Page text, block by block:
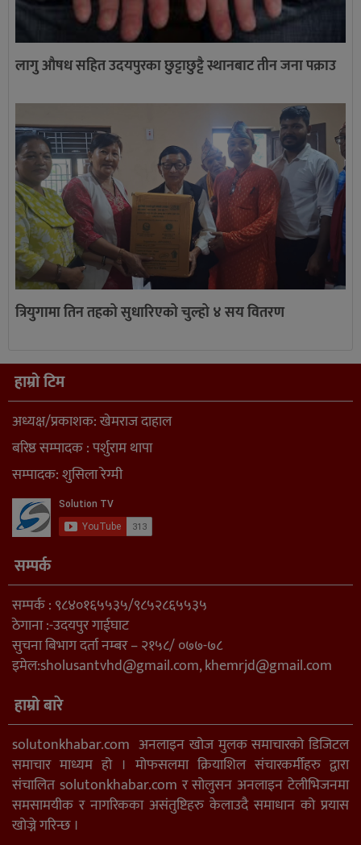
लागु औषध सहित उदयपुरका छुट्टाछुट्टै स्थानबाट तीन जना पक्राउ
त्रियुगामा तिन तहको सुधारिएको चुल्हो ४ सय वितरण
हाम्रो टिम
अध्यक्ष/प्रकाशक: खेमराज दाहाल
बरिष्ठ सम्पादक : पर्शुराम थापा
सम्पादक: शुसिला रेग्मी
सम्पर्क
सम्पर्क : ९८४०१६५५३५/९८५२८६५५३५
ठेगाना :-उदयपुर गाईघाट
सुचना बिभाग दर्ता नम्बर – २१५८/ ०७७-७८
इमेल:sholusantvhd@gmail.com,khemrjd@gmail.com
हाम्रो बारे
solutonkhabar.com अनलाइन खोज मुलक समाचारको डिजिटल
समाचार माध्यम हो । मोफसलमा क्रियाशिल संचारकर्मीहरु द्वारा
संचालित solutonkhabar.com र सोलुसन अनलाइन टेलीभिजनमा
समसामयीक र नागरिकका असंतुष्टिहरु केलाउदै समाधान को प्रयास
खोज्ने गरिन्छ ।